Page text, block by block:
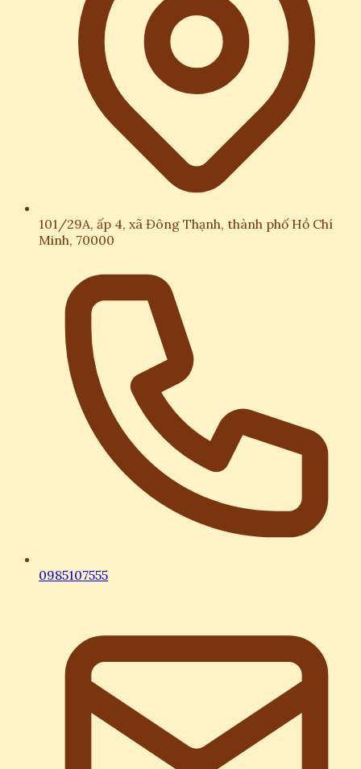
101/29A, ấp 4, xã Đông Thạnh, thành phố Hồ Chí
Minh, 70000
0985107555